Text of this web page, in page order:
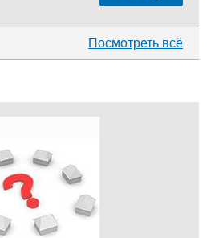
Посмотреть всё